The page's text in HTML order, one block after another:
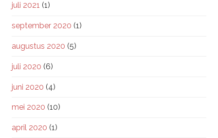
juli 2021 (1)
september 2020 (1)
augustus 2020 (5)
juli 2020 (6)
juni 2020 (4)
mei 2020 (10)
april 2020 (1)